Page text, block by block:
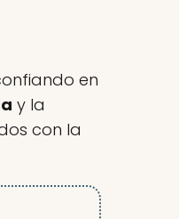
en
y la
con la